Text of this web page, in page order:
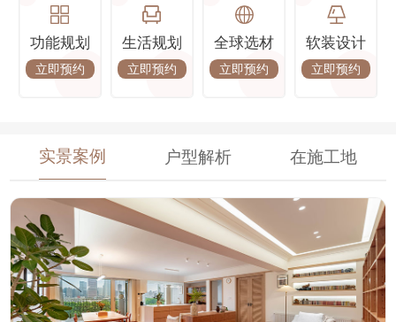
复杂的重点是简单，简单的生活方式就是让我们放下繁
杂，丢弃成见，返璞归真，给简单的生活带来无尽的精
神享受。
军小区,世纪江尚,华发外滩首府
功能规划
立即预约
生活规划
立即预约
全球选材
立即预约
软装设计
立即预约
实景案例 户型解析 在施工地